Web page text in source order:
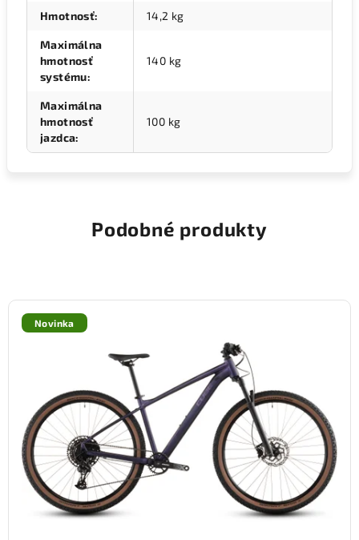
Hmotnosť: 14,2 kg
Maximálna
hmotnosť
systému:
140 kg
Maximálna
hmotnosť
jazdca:
100 kg
Podobné produkty
Novinka